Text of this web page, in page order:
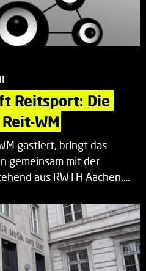
Reitsport: Die
WM
gastiert, bringt das
gemeinsam mit der
aus RWTH Aachen,…